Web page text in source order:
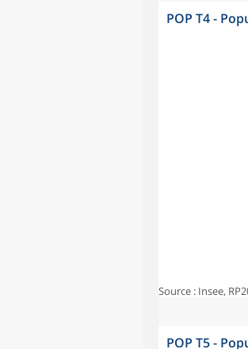
POP T4 -
Source : Insee,
POP T5 -